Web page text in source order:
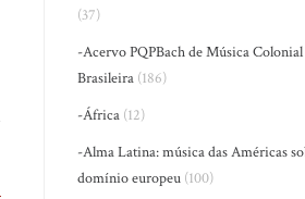
(37)
-Acervo PQPBach de Música
Brasileira (186)
-África (12)
-Alma Latina: música das Américas
domínio europeu (100)